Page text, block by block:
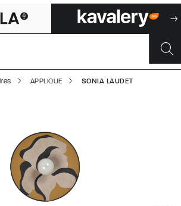
LAUDET
au contenu de la page
APPLIQUE SONIA LAUDET